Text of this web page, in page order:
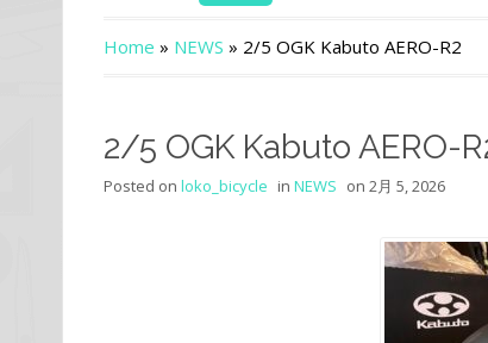
Home » NEWS » 2/5 OGK Kabuto AERO-R2
2/5 OGK Kabuto AERO-
Posted on loko_bicycle in NEWS on 2月 5, 2026